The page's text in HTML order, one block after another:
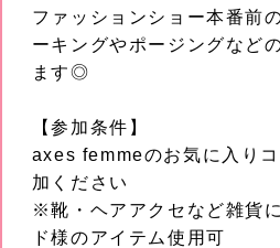
ファッションショー本番前
ーキングやポージングなど
ます◎
【参加条件】
axes femmeのお気に入り
加ください
※靴・ヘアアクセなど雑貨
ド様のアイテム使用可